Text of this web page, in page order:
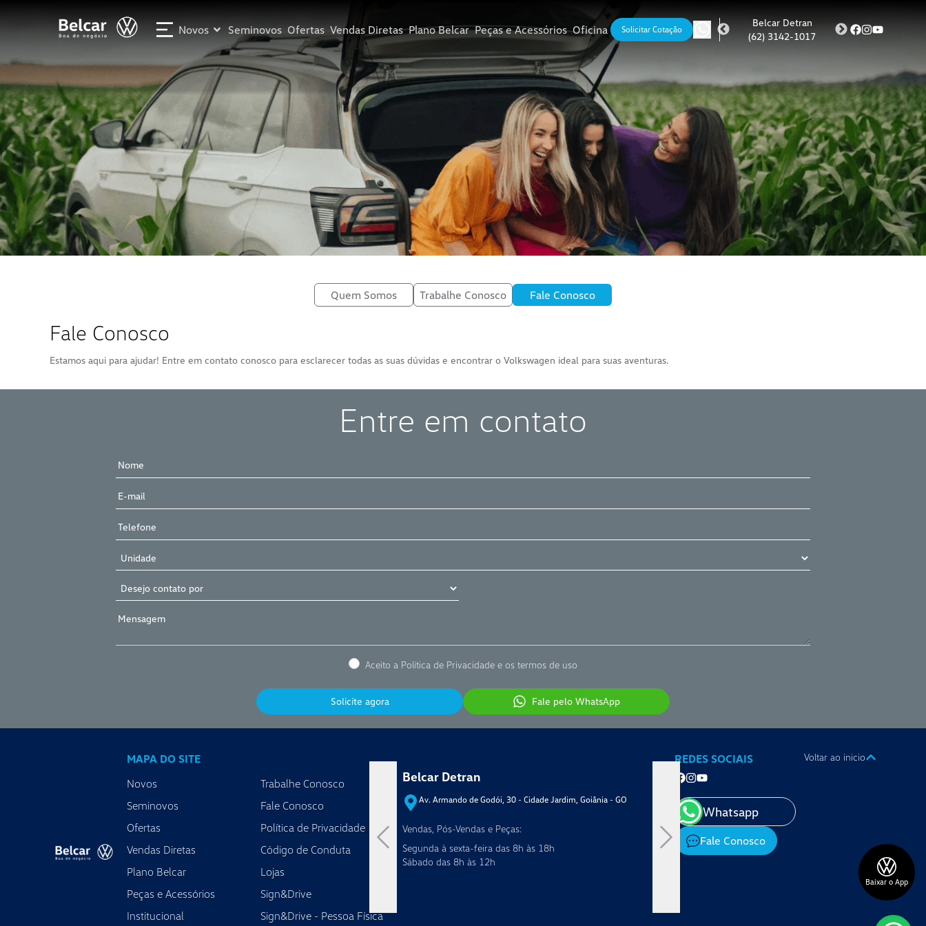
Novos Seminovos Ofertas Vendas Diretas Plano Belcar Peças e Acessórios Oficina Solicitar Cotação
Agendamento Oficina
(62) 3239-9090
Belcar BR
(62) 3142-1024
Belcar Detran
(62) 3142-1017
Belcar Portal
(62) 3142-1013
Quem Somos Trabalhe Conosco Fale Conosco
Fale Conosco
Estamos aqui para ajudar! Entre em contato conosco para esclarecer todas as suas dúvidas e encontrar o Volkswagen ideal para suas aventuras.
Entre em contato
Aceito a Política de Privacidade e os termos de uso
Solicite agora Fale pelo WhatsApp
MAPA DO SITE
Novos
Seminovos
Ofertas
Vendas Diretas
Plano Belcar
Peças e Acessórios
Institucional
Trabalhe Conosco
Fale Conosco
Política de Privacidade
Código de Conduta
Lojas
Sign&Drive
Sign&Drive - Pessoa Física
Belcar BR
R. Recife, 305 - Alto da Glória, Goiânia - GO
Vendas, Pós-Vendas e Peças:
Segunda à sexta-feira das 8h às 18h
Belcar Detran
Av. Armando de Godói, 30 - Cidade Jardim, Goiânia - GO
Vendas, Pós-Vendas e Peças:
Segunda à sexta-feira das 8h às 18h
Sábado das 8h às 12h
Belcar Portal
Av. Anhanguera, 14898 - St. Santos Dumont, Goiânia - GO
Vendas, Pós-Vendas e Peças:
Segunda à sexta-feira das 8h às 18h
REDES SOCIAIS
Whatsapp
Fale Conosco
Voltar ao inicio
Baixar o App